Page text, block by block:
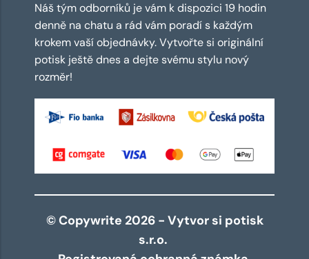
Náš tým odborníků je vám k dispozici 19 hodin
denně na chatu a rád vám poradí s každým
krokem vaší objednávky. Vytvořte si originální
potisk ještě dnes a dejte svému stylu nový
rozměr!
© Copywrite 2026 - Vytvor si potisk
s.r.o.